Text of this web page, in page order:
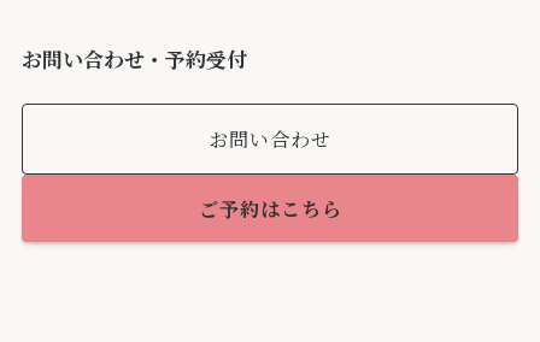
お問い合わせ・予約受付
お問い合わせ
ご予約はこちら